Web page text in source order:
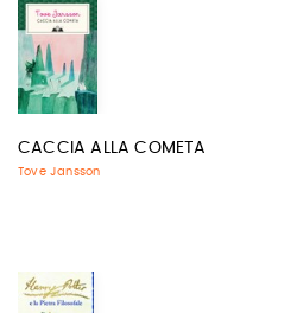
CACCIA ALLA COMETA
Tove Jansson